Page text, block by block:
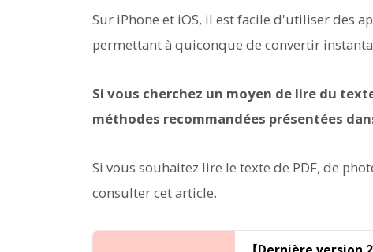
Sur iPhone et iOS, il est facile d'utiliser des
permettant à quiconque de convertir
Si vous cherchez un moyen de lire du
méthodes recommandées présentées
Si vous souhaitez lire le texte de PDF, de
consulter cet article.